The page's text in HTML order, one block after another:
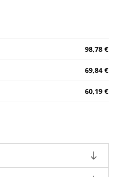
98,78 €
69,84 €
60,19 €